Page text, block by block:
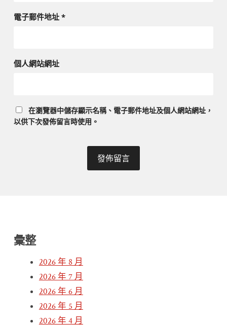
電子郵件地址 *
個人網站網址
在瀏覽器中儲存顯示名稱、電子郵件地址及個人網站網址，
以供下次發佈留言時使用。
彙整
2026 年 8 月
2026 年 7 月
2026 年 6 月
2026 年 5 月
2026 年 4 月